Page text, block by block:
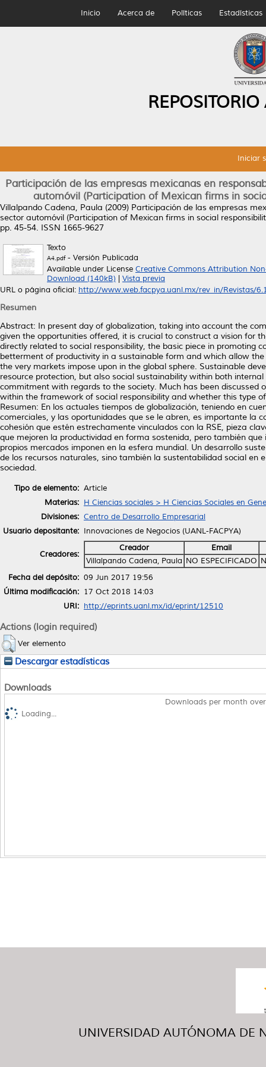
Inicio Acerca de Políticas Estadísticas
Iniciar
Participación de las empresas mexicanas en
automóvil (Participation of Mexican firms in
Villalpando Cadena, Paula (2009) Participación de las empresas
sector automóvil (Participation of Mexican firms in social
pp. 45-54. ISSN 1665-9627
Texto
A4.pdf- Versión Publicada
Available under License Creative Commons Attribution
Download (140kB)
Vista previa
URL o página oficial: http://www.web.facpya.uanl.mx/rev_in/Revistas/
Resumen
Abstract: In present day of globalization, taking into account the
given the opportunities offered, it is crucial to construct a vision for
directly related to social responsibility, the basic piece in promoting
betterment of productivity in a sustainable form and which allow
the very markets impose upon in the global sphere. Sustainable
resource protection, but also social sustainability within both
commitment with regards to the society. Much has been
within the framework of social responsibility and whether this type
Resumen: En los actuales tiempos de globalización, teniendo en
comerciales, y las oportunidades que se le abren, es importante la
cohesión que estén estrechamente vinculados con la RSE, pieza
que mejoren la productividad en forma sostenida, pero también
propios mercados imponen en la esfera mundial. Un desarrollo
de los recursos naturales, sino también la sustentabilidad social
sociedad.
Tipo de elemento: Article
Materias: H Ciencias sociales > H Ciencias Sociales en
Divisiones: Centro de Desarrollo Empresarial
Usuario depositante: Innovaciones de Negocios (UANL-FACPYA)
Creadores:
Creador
Email
Villalpando Cadena, Paula NO ESPECIFICADO
Fecha del depósito: 09 Jun 2017 19:56
Última modificación: 17 Oct 2018 14:03
URI: http://eprints.uanl.mx/id/eprint/12510
Actions (login required)
Ver elemento
Descargar estadísticas
Downloads
Downloads per month
Loading...
UNIVERSIDAD AUTÓNOMA DE